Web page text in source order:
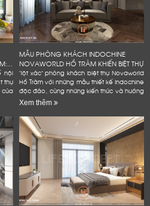
nội
thự
của
MẪU PHÒNG KHÁCH INDOCHINE
NOVAWORLD HỒ TRÀM KHIẾN BIỆT THỰ
"lột xác" phòng khách biệt thự Novaworld
Hồ Tràm với những mẫu thiết kế Indochine
độc đáo, cùng những kiến thức và hướng
dẫn chi tiết, dễ dàng áp dụng. Bạn
không cần phải là...
Xem thêm